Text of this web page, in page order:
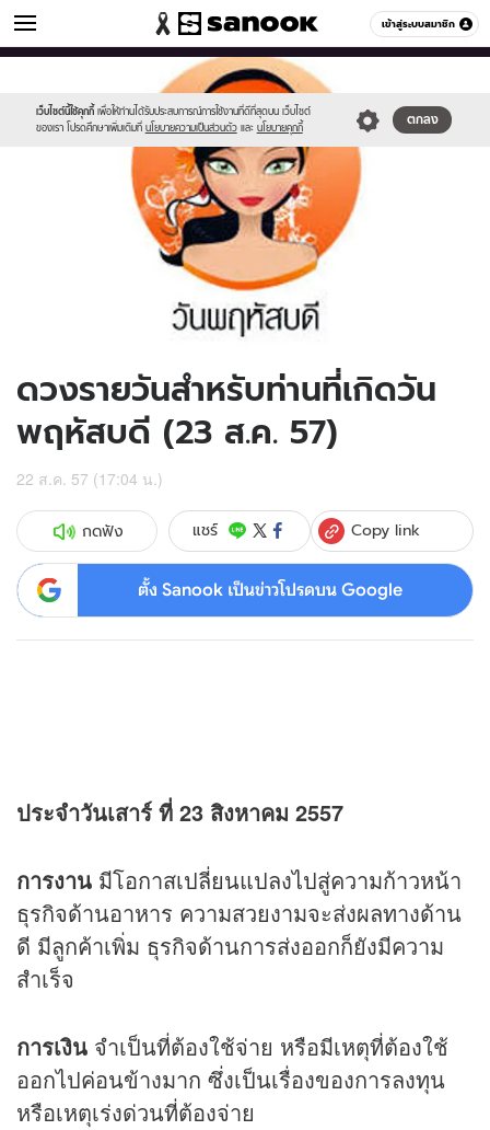
เข้าสู่ระบบสมาชิก
ดูดวง หมวดอื่นๆ
เว็บไซต์นี้ใช้คุกกี้ เพื่อให้ท่านได้รับประสบการณ์การใช้งานที่ดีที่สุดบน เว็บไซต์
ของเรา โปรดศึกษาเพิ่มเติมที่ นโยบายความเป็นส่วนตัว และ นโยบายคุกกี้
ตกลง
//s.isanook.com/sr/0/images/logo-
sanook.png
//s.isanook.com/ho/0/ud/13/69101/170-
ดวงรายวันสำหรับท่านที่เกิดวัน
พฤหัสบดี (23 ส.ค. 57)
22 ส.ค. 57 (17:04 น.)
กดฟัง แชร์ Copy link
ตั้ง Sanook เป็นข่าวโปรดบน Google
ประจำวันเสาร์ ที่ 23 สิงหาคม 2557
การงาน มีโอกาสเปลี่ยนแปลงไปสู่ความก้าวหน้า
ธุรกิจด้านอาหาร ความสวยงามจะส่งผลทางด้าน
ดี มีลูกค้าเพิ่ม ธุรกิจด้านการส่งออกก็ยังมีความ
สำเร็จ
การเงิน จำเป็นที่ต้องใช้จ่าย หรือมีเหตุที่ต้องใช้
ออกไปค่อนข้างมาก ซึ่งเป็นเรื่องของการลงทุน
หรือเหตุเร่งด่วนที่ต้องจ่าย